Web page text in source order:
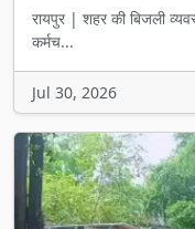
रायपुर | शहर की बिजली
कर्मच...
Jul 30, 2026